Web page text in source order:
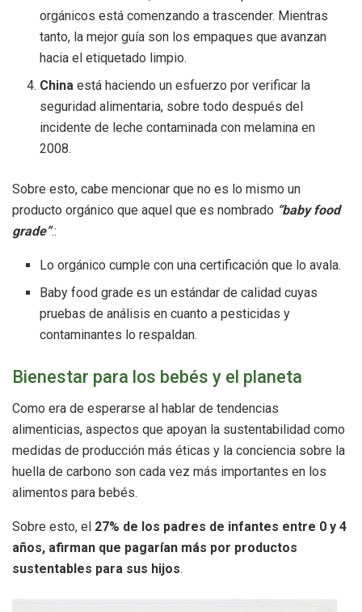
orgánicos está comenzando a trascender. Mientras
tanto, la mejor guía son los empaques que avanzan
hacia el etiquetado limpio.
China está haciendo un esfuerzo por verificar la
seguridad alimentaria, sobre todo después del
incidente de leche contaminada con melamina en
2008.
Sobre esto, cabe mencionar que no es lo mismo un
producto orgánico que aquel que es nombrado “baby food
grade”.:
Lo orgánico cumple con una certificación que lo avala.
Baby food grade es un estándar de calidad cuyas
pruebas de análisis en cuanto a pesticidas y
contaminantes lo respaldan.
Bienestar para los bebés y el planeta
Como era de esperarse al hablar de tendencias
alimenticias, aspectos que apoyan la sustentabilidad como
medidas de producción más éticas y la conciencia sobre la
huella de carbono son cada vez más importantes en los
alimentos para bebés.
Sobre esto, el 27% de los padres de infantes entre 0 y 4
años, afirman que pagarían más por productos
sustentables para sus hijos.